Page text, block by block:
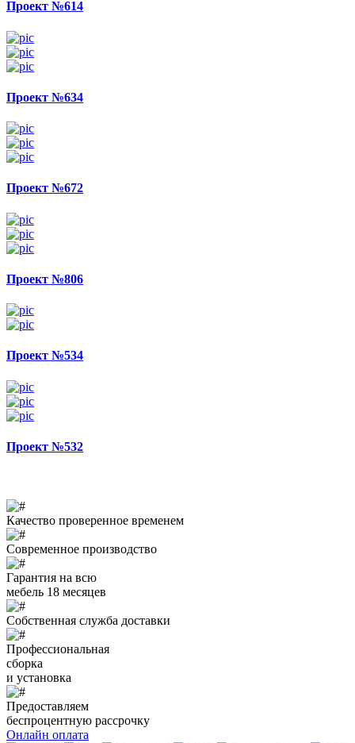
Проект №614
Проект №634
Проект №672
Проект №806
Проект №534
Проект №532
Качество проверенное временем
Современное производство
Гарантия на всю
мебель 18 месяцев
Собственная служба доставки
Профессиональная
сборка
и установка
Предоставляем
беспроцентную рассрочку
Онлайн оплата